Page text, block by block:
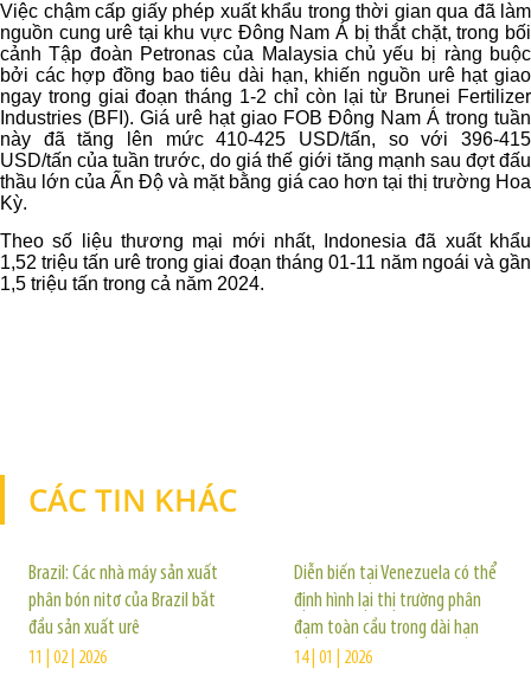
Việc chậm cấp giấy phép xuất khẩu trong thời gian qua đã làm
nguồn cung urê tại khu vực Đông Nam Á bị thắt chặt, trong bối
cảnh Tập đoàn Petronas của Malaysia chủ yếu bị ràng buộc
bởi các hợp đồng bao tiêu dài hạn, khiến nguồn urê hạt giao
ngay trong giai đoạn tháng 1-2 chỉ còn lại từ Brunei Fertilizer
Industries (BFI). Giá urê hạt giao FOB Đông Nam Á trong tuần
này đã tăng lên mức 410-425 USD/tấn, so với 396-415
USD/tấn của tuần trước, do giá thế giới tăng mạnh sau đợt đấu
thầu lớn của Ấn Độ và mặt bằng giá cao hơn tại thị trường Hoa
Kỳ.
Theo số liệu thương mại mới nhất, Indonesia đã xuất khẩu
1,52 triệu tấn urê trong giai đoạn tháng 01-11 năm ngoái và gần
1,5 triệu tấn trong cả năm 2024.
CÁC TIN KHÁC
Brazil: Các nhà máy sản xuất
phân bón nitơ của Brazil bắt
đầu sản xuất urê
11 | 02 | 2026
Diễn biến tại Venezuela có thể
định hình lại thị trường phân
đạm toàn cầu trong dài hạn
14 | 01 | 2026